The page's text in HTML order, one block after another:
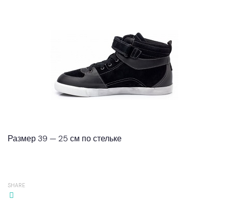
Размер 39 — 25 см по стельке
SHARE